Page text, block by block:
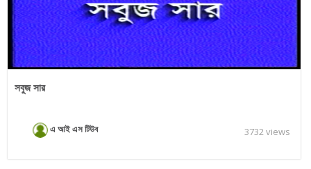
সবুজ সার
এ আই এস টিউব 3732 views